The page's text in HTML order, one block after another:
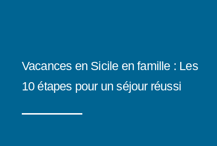
Vacances en Sicile en famille : Les
10 étapes pour un séjour réussi